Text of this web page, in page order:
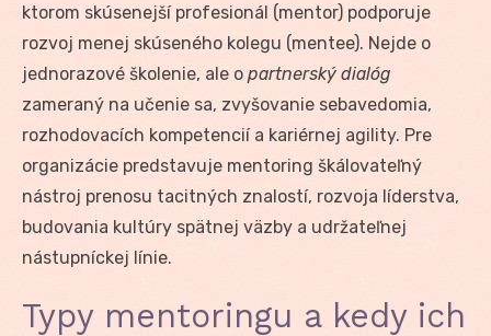
ktorom skúsenejší profesionál (mentor) podporuje
rozvoj menej skúseného kolegu (mentee). Nejde o
jednorazové školenie, ale o partnerský dialóg
zameraný na učenie sa, zvyšovanie sebavedomia,
rozhodovacích kompetencií a kariérnej agility. Pre
organizácie predstavuje mentoring škálovateľný
nástroj prenosu tacitných znalostí, rozvoja líderstva,
budovania kultúry spätnej väzby a udržateľnej
nástupníckej línie.
Typy mentoringu a kedy ich